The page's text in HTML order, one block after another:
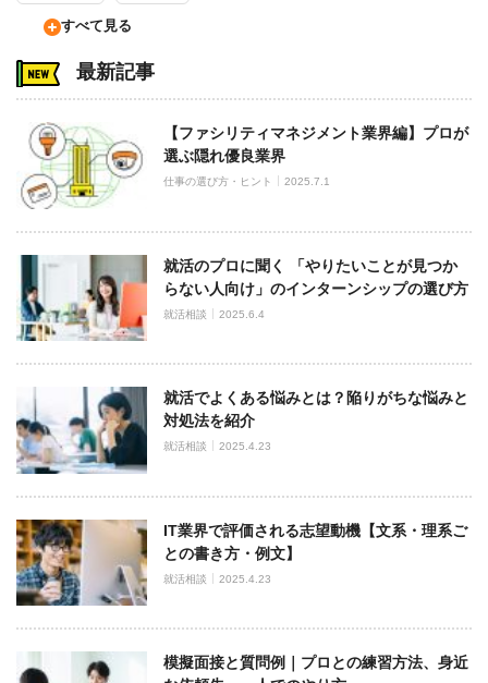
すべて見る
最新記事
【ファシリティマネジメント業界編】プロが
選ぶ隠れ優良業界
仕事の選び方・ヒント 2025.7.1
就活のプロに聞く 「やりたいことが見つか
らない人向け」のインターンシップの選び方
就活相談 2025.6.4
就活でよくある悩みとは？陥りがちな悩みと
対処法を紹介
就活相談 2025.4.23
IT業界で評価される志望動機【文系・理系ご
との書き方・例文】
就活相談 2025.4.23
模擬面接と質問例｜プロとの練習方法、身近